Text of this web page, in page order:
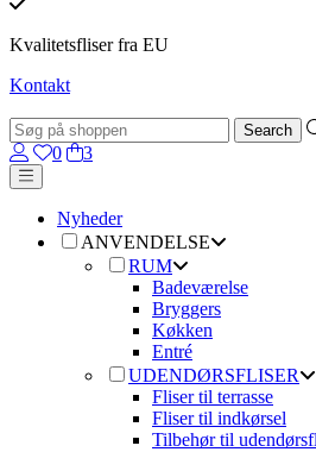
Kvalitetsfliser fra EU
Kontakt
0 3
Nyheder
ANVENDELSE
RUM
Badeværelse
Bryggers
Køkken
Entré
UDENDØRSFLISER
Fliser til terrasse
Fliser til indkørsel
Tilbehør til